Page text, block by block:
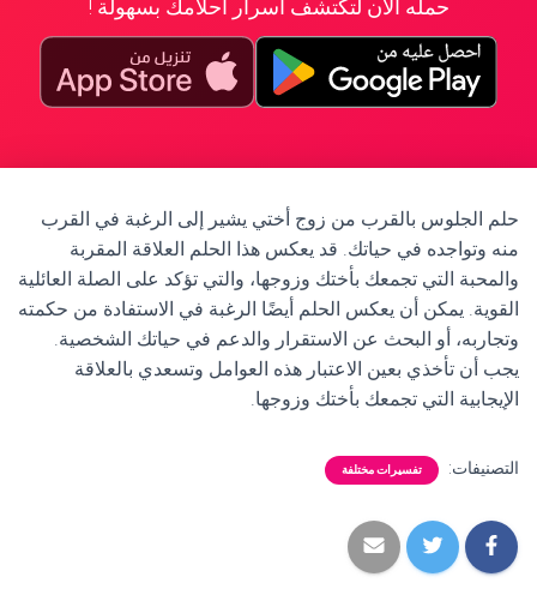
حمله الآن لتكتشف أسرار أحلامك بسهولة !
حلم الجلوس بالقرب من زوج أختي يشير إلى الرغبة في القرب
منه وتواجده في حياتك. قد يعكس هذا الحلم العلاقة المقربة
والمحبة التي تجمعك بأختك وزوجها، والتي تؤكد على الصلة العائلية
القوية. يمكن أن يعكس الحلم أيضًا الرغبة في الاستفادة من حكمته
وتجاربه، أو البحث عن الاستقرار والدعم في حياتك الشخصية.
يجب أن تأخذي بعين الاعتبار هذه العوامل وتسعدي بالعلاقة
الإيجابية التي تجمعك بأختك وزوجها.
التصنيفات: تفسيرات مختلفة